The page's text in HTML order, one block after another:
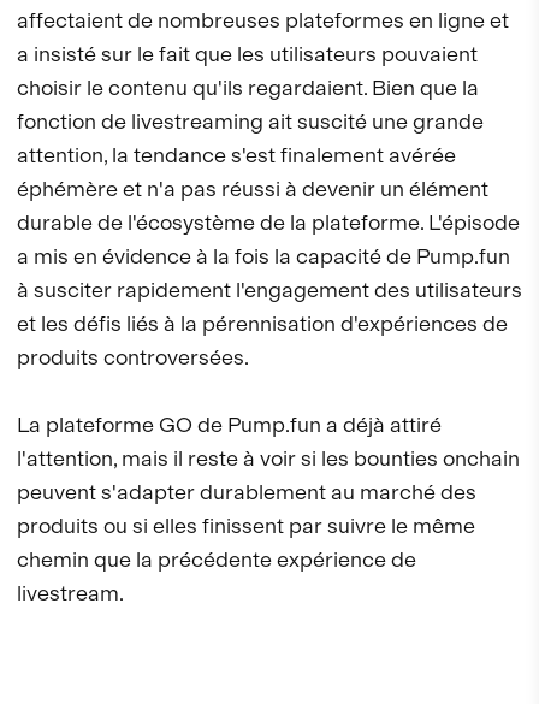
affectaient de nombreuses plateformes en ligne et
a insisté sur le fait que les utilisateurs pouvaient
choisir le contenu qu'ils regardaient. Bien que la
fonction de livestreaming ait suscité une grande
attention, la tendance s'est finalement avérée
éphémère et n'a pas réussi à devenir un élément
durable de l'écosystème de la plateforme. L'épisode
a mis en évidence à la fois la capacité de Pump.fun
à susciter rapidement l'engagement des utilisateurs
et les défis liés à la pérennisation d'expériences de
produits controversées.
La plateforme GO de Pump.fun a déjà attiré
l'attention, mais il reste à voir si les bounties onchain
peuvent s'adapter durablement au marché des
produits ou si elles finissent par suivre le même
chemin que la précédente expérience de
livestream.